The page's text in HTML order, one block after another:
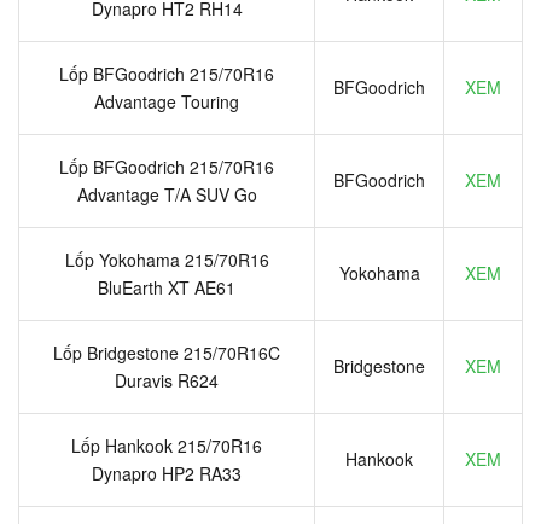
Dynapro HT2 RH14
Lốp BFGoodrich 215/70R16
Advantage Touring
BFGoodrich XEM
Lốp BFGoodrich 215/70R16
Advantage T/A SUV Go
BFGoodrich XEM
Lốp Yokohama 215/70R16
BluEarth XT AE61
Yokohama XEM
Lốp Bridgestone 215/70R16C
Duravis R624
Bridgestone XEM
Lốp Hankook 215/70R16
Dynapro HP2 RA33
Hankook XEM